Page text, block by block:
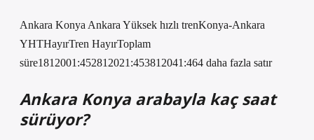
Ankara Konya Ankara Yüksek hızlı trenKonya-Ankara
YHTHayırTren HayırToplam
süre1812001:452812021:453812041:464 daha fazla satır
Ankara Konya arabayla kaç saat
sürüyor?